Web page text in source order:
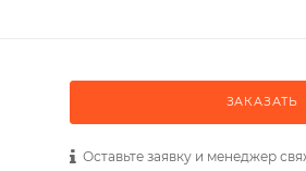
ЗАКАЗАТЬ
Оставьте заявку и менеджер